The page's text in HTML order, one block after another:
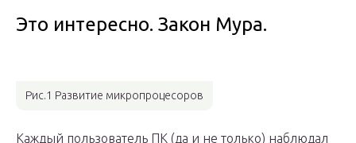
Это интересно. Закон Мура.
Рис.1 Развитие микропроцесоров
Каждый пользователь ПК (да и не только) наблюдал